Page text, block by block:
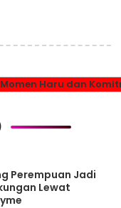
Haru dan
Perempuan Jadi
Lewat